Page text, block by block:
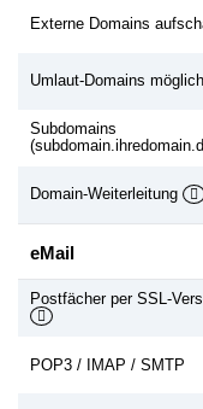
Externe Domains
Umlaut-Domains möglich
Subdomains
Domain-Weiterleitung
eMail
Postfächer per SSL-
POP3 / IMAP / SMTP